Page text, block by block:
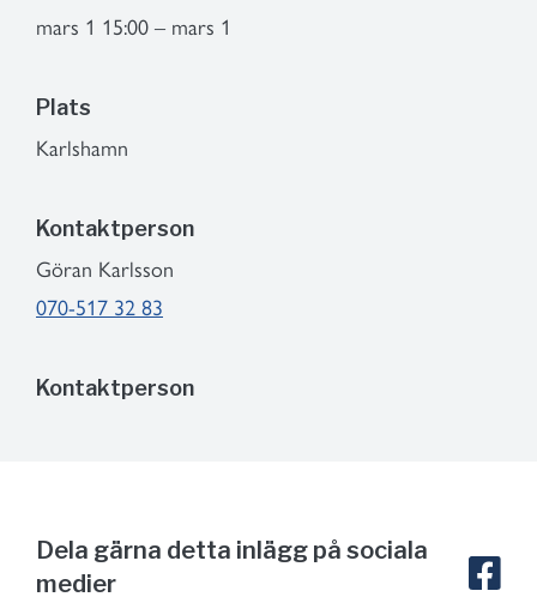
mars 1 15:00 – mars 1
Plats
Karlshamn
Kontaktperson
Göran Karlsson
070-517 32 83
Kontaktperson
Dela gärna detta inlägg på sociala
medier